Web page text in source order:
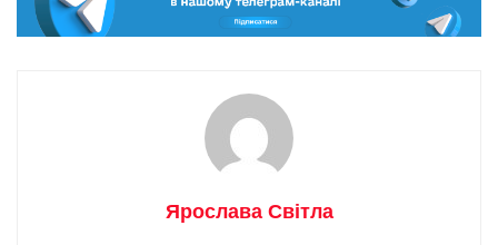
Ярослава Світла